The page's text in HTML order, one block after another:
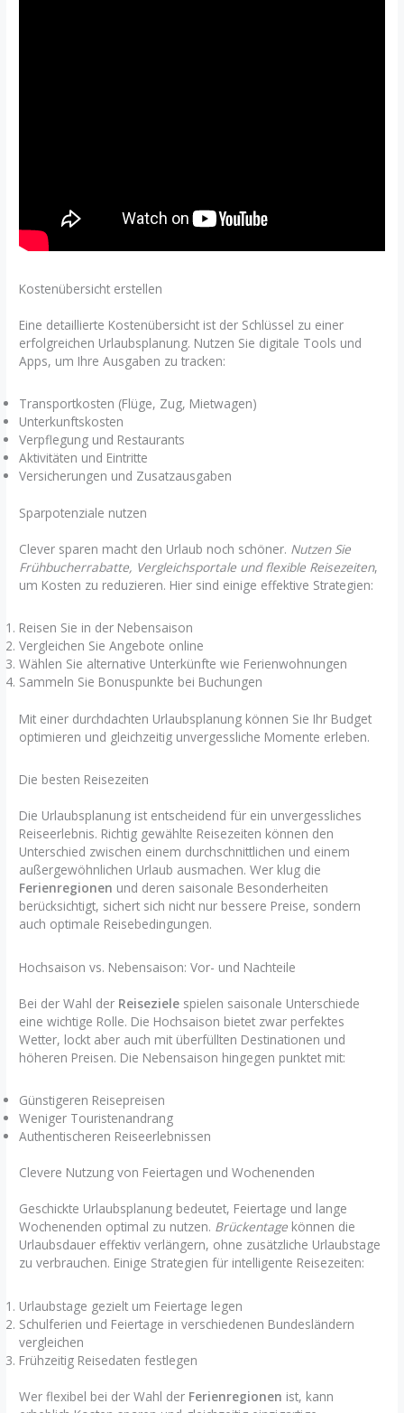
Kostenübersicht erstellen
Eine detaillierte Kostenübersicht ist der Schlüssel zu einer
erfolgreichen Urlaubsplanung. Nutzen Sie digitale Tools und
Apps, um Ihre Ausgaben zu tracken:
Transportkosten (Flüge, Zug, Mietwagen)
Unterkunftskosten
Verpflegung und Restaurants
Aktivitäten und Eintritte
Versicherungen und Zusatzausgaben
Sparpotenziale nutzen
Clever sparen macht den Urlaub noch schöner. Nutzen Sie
Frühbucherrabatte, Vergleichsportale und flexible Reisezeiten,
um Kosten zu reduzieren. Hier sind einige effektive Strategien:
Reisen Sie in der Nebensaison
Vergleichen Sie Angebote online
Wählen Sie alternative Unterkünfte wie Ferienwohnungen
Sammeln Sie Bonuspunkte bei Buchungen
Mit einer durchdachten Urlaubsplanung können Sie Ihr Budget
optimieren und gleichzeitig unvergessliche Momente erleben.
Die besten Reisezeiten
Die Urlaubsplanung ist entscheidend für ein unvergessliches
Reiseerlebnis. Richtig gewählte Reisezeiten können den
Unterschied zwischen einem durchschnittlichen und einem
außergewöhnlichen Urlaub ausmachen. Wer klug die
Ferienregionen und deren saisonale Besonderheiten
berücksichtigt, sichert sich nicht nur bessere Preise, sondern
auch optimale Reisebedingungen.
Hochsaison vs. Nebensaison: Vor- und Nachteile
Bei der Wahl der Reiseziele spielen saisonale Unterschiede
eine wichtige Rolle. Die Hochsaison bietet zwar perfektes
Wetter, lockt aber auch mit überfüllten Destinationen und
höheren Preisen. Die Nebensaison hingegen punktet mit:
Günstigeren Reisepreisen
Weniger Touristenandrang
Authentischeren Reiseerlebnissen
Clevere Nutzung von Feiertagen und Wochenenden
Geschickte Urlaubsplanung bedeutet, Feiertage und lange
Wochenenden optimal zu nutzen. Brückentage können die
Urlaubsdauer effektiv verlängern, ohne zusätzliche Urlaubstage
zu verbrauchen. Einige Strategien für intelligente Reisezeiten:
Urlaubstage gezielt um Feiertage legen
Schulferien und Feiertage in verschiedenen Bundesländern
vergleichen
Frühzeitig Reisedaten festlegen
Wer flexibel bei der Wahl der Ferienregionen ist, kann